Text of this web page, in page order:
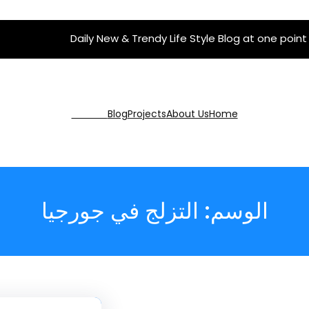
Daily New & Trendy Life Style Blog at one point
Home
About Us
Projects
Blog
الوسم: التزلج في جورجيا